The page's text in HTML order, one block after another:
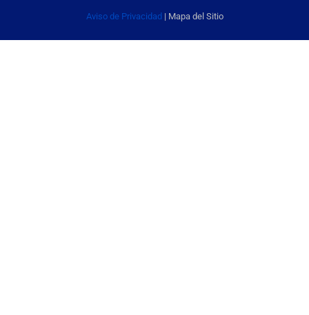
Aviso de Privacidad | Mapa del Sitio